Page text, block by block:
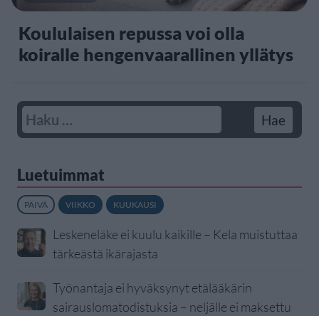
Koululaisen repussa voi olla
koiralle hengenvaarallinen yllätys
Luetuimmat
PÄIVÄ VIIKKO KUUKAUSI
Leskeneläke ei kuulu kaikille – Kela muistuttaa
tärkeästä ikärajasta
Työnantaja ei hyväksynyt etälääkärin
sairauslomatodistuksia – neljälle ei maksettu